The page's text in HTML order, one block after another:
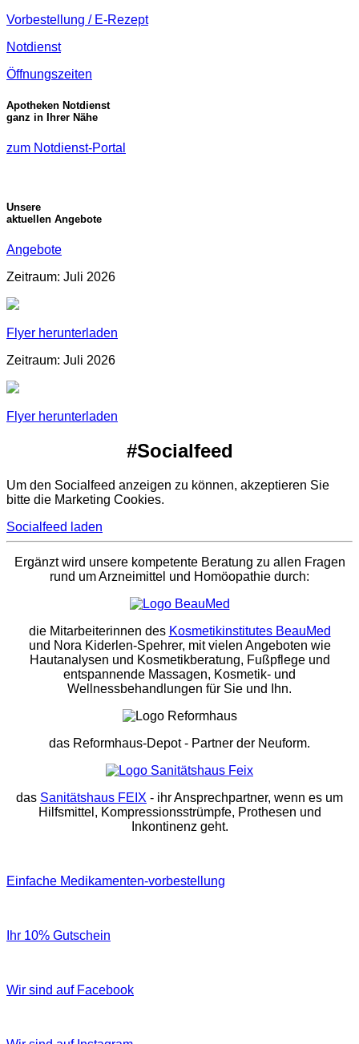
Vorbestellung / E-Rezept
Notdienst
Öffnungszeiten
Apotheken Notdienst
ganz in Ihrer Nähe
zum Notdienst-Portal
Unsere
aktuellen Angebote
Angebote
Zeitraum: Juli 2026
Flyer herunterladen
Zeitraum: Juli 2026
Flyer herunterladen
#Socialfeed
Um den Socialfeed anzeigen zu können, akzeptieren Sie
bitte die Marketing Cookies.
Socialfeed laden
Ergänzt wird unsere kompetente Beratung zu allen Fragen
rund um Arzneimittel und Homöopathie durch:
die Mitarbeiterinnen des Kosmetikinstitutes BeauMed
und Nora Kiderlen-Spehrer, mit vielen Angeboten wie
Hautanalysen und Kosmetikberatung, Fußpflege und
entspannende Massagen, Kosmetik- und
Wellnessbehandlungen für Sie und Ihn.
das Reformhaus-Depot- Partner der Neuform.
das Sanitätshaus FEIX - ihr Ansprechpartner, wenn es um
Hilfsmittel, Kompressionsstrümpfe, Prothesen und
Inkontinenz geht.
Einfache Medikamenten-vorbestellung
Ihr 10% Gutschein
Wir sind auf Facebook